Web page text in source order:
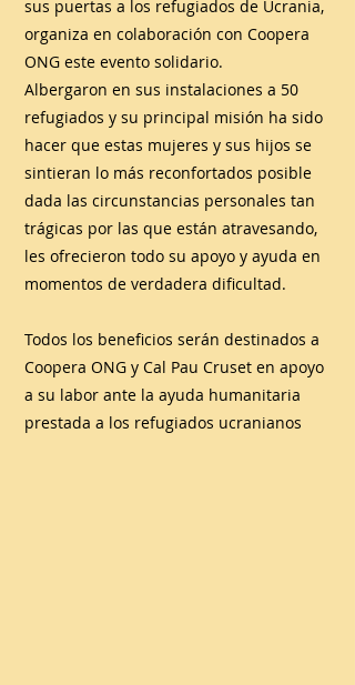
sus puertas a los refugiados de Ucrania,
organiza en colaboración con Coopera
ONG este evento solidario.
Albergaron en sus instalaciones a 50
refugiados y su principal misión ha sido
hacer que estas mujeres y sus hijos se
sintieran lo más reconfortados posible
dada las circunstancias personales tan
trágicas por las que están atravesando,
les ofrecieron todo su apoyo y ayuda en
momentos de verdadera dificultad.
Todos los beneficios serán destinados a
Coopera ONG y Cal Pau Cruset en apoyo
a su labor ante la ayuda humanitaria
prestada a los refugiados ucranianos